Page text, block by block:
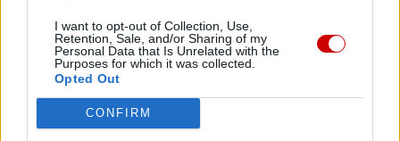
I want to opt-out of Collection, Use,
Retention, Sale, and/or Sharing of my
Personal Data that Is Unrelated with the
Purposes for which it was collected.
Opted Out
CONFIRM
Najnowsze
06 sierpnia 2026 | 20:44
Medziugorie: zakończył się 37. Mladifest